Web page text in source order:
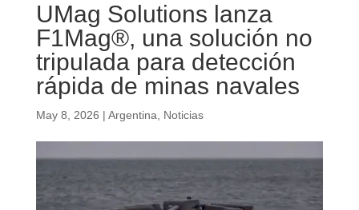
UMag Solutions lanza
F1Mag®, una solución no
tripulada para detección
rápida de minas navales
May 8, 2026 | Argentina Noticias